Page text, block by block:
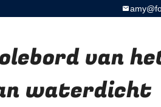
van
waterdicht